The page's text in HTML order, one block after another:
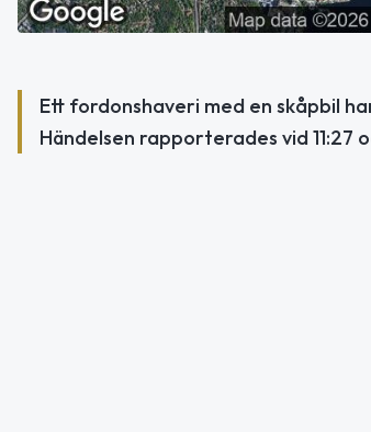
Ett fordonshaveri med en skåpbil
Händelsen rapporterades vid 11:27